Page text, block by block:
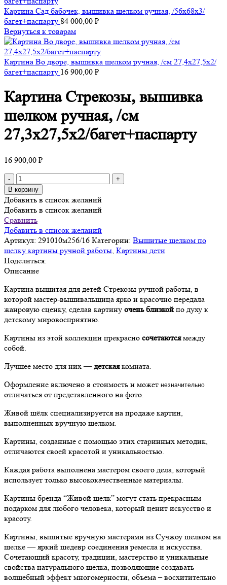
Картина Сад бабочек, вышивка шелком ручная, /56х68х3/
багет+паспарту 84 000,00 ₽
Вернуться к товарам
Картина Во дворе, вышивка шелком ручная, /см 27,4х27,5х2/
багет+паспарту 16 900,00 ₽
Картина Стрекозы, вышивка
шелком ручная, /см
27,3х27,5х2/багет+паспарту
16 900,00 ₽
Количество
товара
Картина
Стрекозы,
вышивка
шелком
ручная,
/
см
27,3х27,5х2/
В корзину
Добавить в список желаний
Добавить в список желаний
Сравнить
Добавить в список желаний
Артикул: 291010м256/16 Категории: Вышитые шелком по
шелку картины ручной работы, Картины дети
Поделиться:
Описание
Картина вышитая для детей Стрекозы ручной работы, в
которой мастер-вышивальщица ярко и красочно передала
жанровую сценку, сделав картину очень близкой по духу к
детскому мировосприятию.
Картины из этой коллекции прекрасно сочетаютсямежду
собой.
Лучшее место для них —детскаякомната.
Оформление включено в стоимость и может незначительно
отличаться от представленного на фото.
Живой шёлк специализируется на продаже картин,
выполненных вручную шелком.
Картины, созданные с помощью этих старинных методик,
отличаются своей красотой и уникальностью.
Каждая работа выполнена мастером своего дела, который
использует только высококачественные материалы.
Картины бренда “Живой шелк” могут стать прекрасным
подарком для любого человека, который ценит искусство и
красоту.
Картины, вышитые вручную мастерами из Сучжоу шелком на
шелке — яркий шедевр соединения ремесла и искусства.
Сочетающий красоту, традиции, мастерство и уникальные
свойства натурального шелка, позволяющие создавать
волшебный эффект многомерности, объема – восхитительно